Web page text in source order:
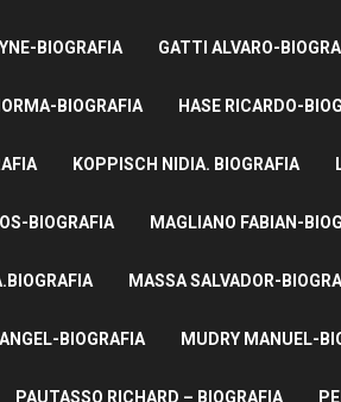
BIOGRAFIA GATTI ALVARO-
BIOGRAFIA HASE RICARDO-
KOPPISCH NIDIA. BIOGRAFIA
BIOGRAFIA MAGLIANO FABIAN-
MASSA SALVADOR-
BIOGRAFIA MUDRY MANUEL-
PAUTASSO RICHARD – BIOGRAFIA